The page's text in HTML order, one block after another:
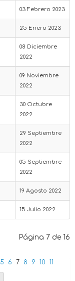
03 Febrero 2023
25 Enero 2023
08 Diciembre
2022
09 Noviembre
2022
30 Octubre
2022
29 Septiembre
2022
05 Septiembre
2022
19 Agosto 2022
15 Julio 2022
Página 7 de 16
5 6 7 8 9 10 11